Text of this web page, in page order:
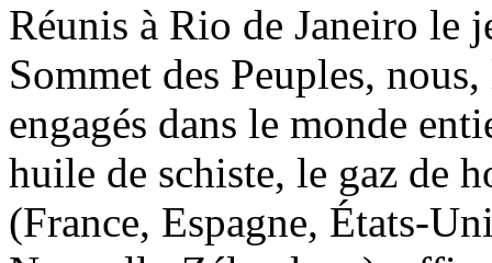
Réunis à Rio de Janeiro le
Sommet des Peuples,
engagés dans le monde
huile de schiste, le gaz de
(France, Espagne, États-